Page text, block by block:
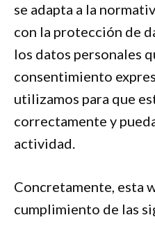
se adapta a la
con la protección de
los datos personales
consentimiento
utilizamos para que
correctamente y
actividad.
Concretamente, esta
cumplimiento de las